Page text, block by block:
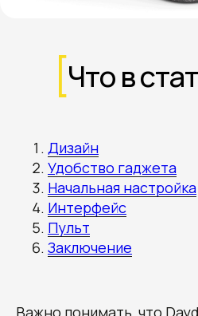
Что в
Дизайн
Удобство гаджета
Начальная настройка
Интерфейс
Пульт
Заключение